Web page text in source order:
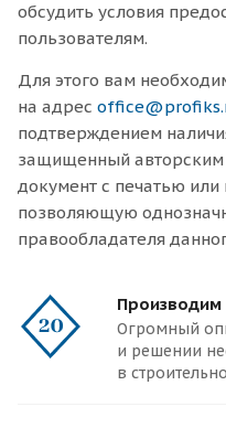
обсудить условия
пользователям.
Для этого вам
на адрес
подтверждением
защищенный
документ с печатью
позволяющую
правообладателя
Производим
Огромный
и решении
в